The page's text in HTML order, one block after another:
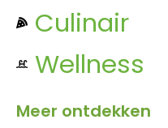
Culinair
Wellness
Meer ontdekken